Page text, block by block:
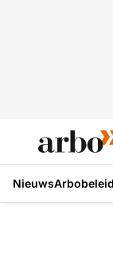
NieuwsArbobeleid